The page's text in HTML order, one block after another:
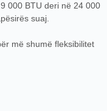
000 BTU deri në 24 000
suaj.
më shumë fleksibilitet